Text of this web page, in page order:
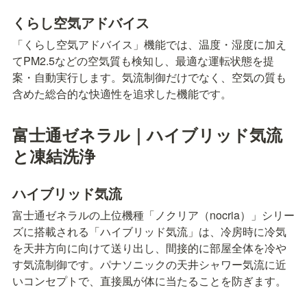
くらし空気アドバイス
「くらし空気アドバイス」機能では、温度・湿度に加え
てPM2.5などの空気質も検知し、最適な運転状態を提
案・自動実行します。気流制御だけでなく、空気の質も
含めた総合的な快適性を追求した機能です。
富士通ゼネラル｜ハイブリッド気流
と凍結洗浄
ハイブリッド気流
富士通ゼネラルの上位機種「ノクリア（nocria）」シリー
ズに搭載される「ハイブリッド気流」は、冷房時に冷気
を天井方向に向けて送り出し、間接的に部屋全体を冷や
す気流制御です。パナソニックの天井シャワー気流に近
いコンセプトで、直接風が体に当たることを防ぎます。